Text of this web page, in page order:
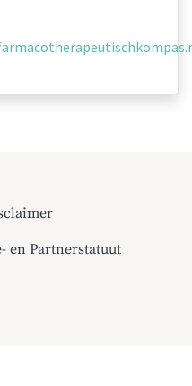
en Partnerstatuut